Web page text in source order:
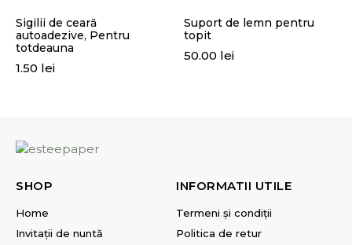
Sigilii de ceară
autoadezive, Pentru
totdeauna
1.50 lei
Suport de lemn pentru
topit
50.00 lei
SHOP
Home
Invitații de nuntă
INFORMATII UTILE
Termeni și condiții
Politica de retur